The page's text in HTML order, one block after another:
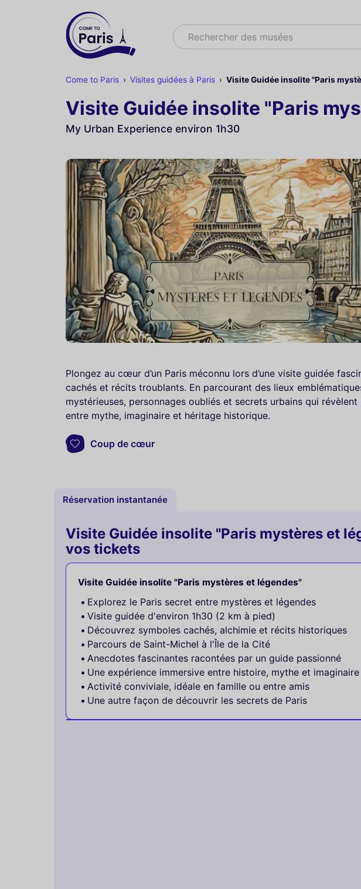
Rechercher
Rechercher des musées
Come to Paris Visites guidées à Paris Visite Guidée insolite "Paris
Visite Guidée insolite "Paris
My Urban Experience environ 1h30
Plongez au cœur d’un Paris méconnu lors d’une visite guidée
cachés et récits troublants. En parcourant des lieux
mystérieuses, personnages oubliés et secrets urbains qui
entre mythe, imaginaire et héritage historique.
Coup de cœur
Réservation instantanée
Visite Guidée insolite "Paris mystères et
vos tickets
Visite Guidée insolite "Paris mystères et légendes"
Explorez le Paris secret entre mystères et légendes
Visite guidée d'environ 1h30 (2 km à pied)
Découvrez symboles cachés, alchimie et récits historiques
Parcours de Saint-Michel à l'Île de la Cité
Anecdotes fascinantes racontées par un guide passionné
Une expérience immersive entre histoire, mythe et imaginaire
Activité conviviale, idéale en famille ou entre amis
Une autre façon de découvrir les secrets de Paris